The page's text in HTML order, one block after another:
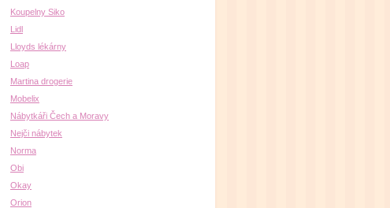
Koupelny Siko
Lidl
Lloyds lékárny
Loap
Martina drogerie
Mobelix
Nábytkáři Čech a Moravy
Nejči nábytek
Norma
Obi
Okay
Orion